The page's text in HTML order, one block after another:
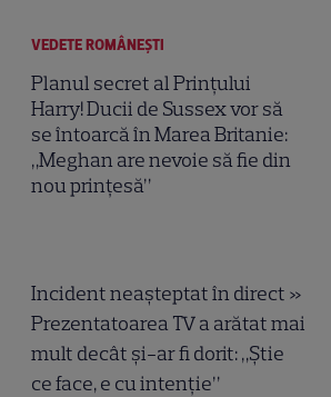
VEDETE ROMÂNEŞTI
Planul secret al Prințului
Harry! Ducii de Sussex vor să
se întoarcă în Marea Britanie:
„Meghan are nevoie să fie din
nou prințesă”
Incident neașteptat în direct »
Prezentatoarea TV a arătat mai
mult decât și-ar fi dorit: „Știe
ce face, e cu intenție”